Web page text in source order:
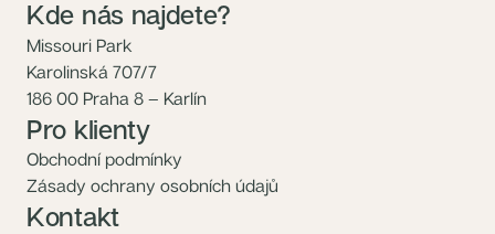
Kde nás najdete?
Missouri Park
Karolinská 707/7
186 00 Praha 8 – Karlín
Pro klienty
Obchodní podmínky
Zásady ochrany osobních údajů
Kontakt